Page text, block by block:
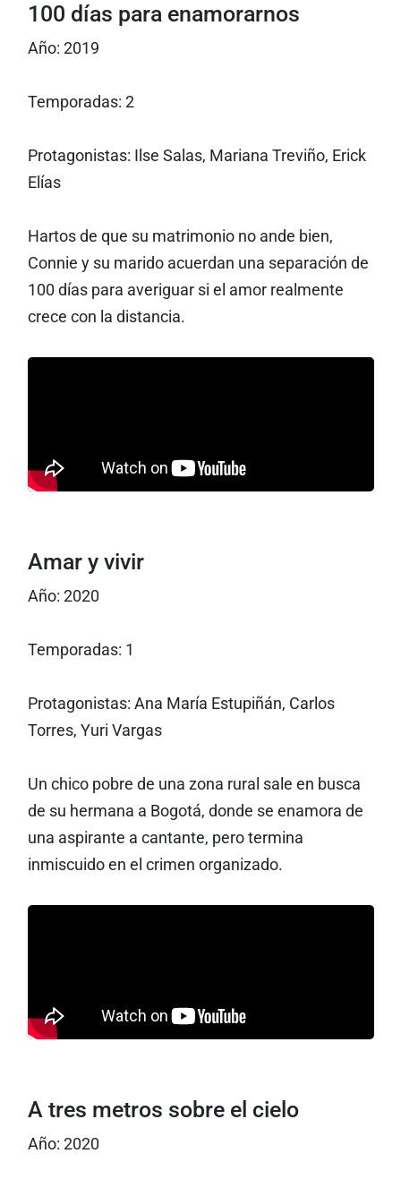
100 días para enamorarnos
Año: 2019
Temporadas: 2
Protagonistas: Ilse Salas, Mariana Treviño, Erick
Elías
Hartos de que su matrimonio no ande bien,
Connie y su marido acuerdan una separación de
100 días para averiguar si el amor realmente
crece con la distancia.
Amar y vivir
Año: 2020
Temporadas: 1
Protagonistas: Ana María Estupiñán, Carlos
Torres, Yuri Vargas
Un chico pobre de una zona rural sale en busca
de su hermana a Bogotá, donde se enamora de
una aspirante a cantante, pero termina
inmiscuido en el crimen organizado.
A tres metros sobre el cielo
Año: 2020